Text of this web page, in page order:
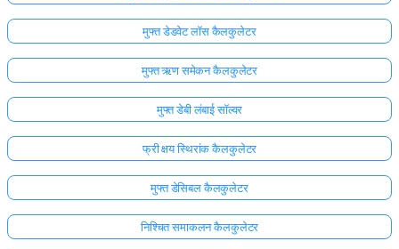
मुफ्त डेडवेट लॉस कैलकुलेटर
मुफ्त ऋण समेकन कैलकुलेटर
मुफ्त डेबी लंबाई सॉल्वर
फ्री क्षय स्थिरांक कैलकुलेटर
मुफ्त डेसिबल कैलकुलेटर
निश्चित समाकलन कैलकुलेटर